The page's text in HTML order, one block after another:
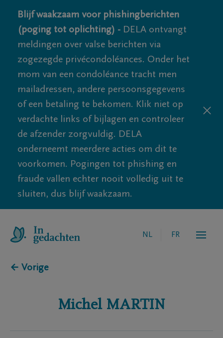
Blijf waakzaam voor phishingberichten
(poging tot oplichting) - DELA ontvangt
meldingen over valse berichten via
zogezegde privécondoléances. Onder het
mom van een condoléance tracht men
mailadressen, andere persoonsgegevens
of een betaling te bekomen. Klik niet op
verdachte links of bijlagen en controleer
de afzender zorgvuldig. DELA
onderneemt meerdere acties om dit te
voorkomen. Pogingen tot phishing en
fraude vallen echter nooit volledig uit te
sluiten, dus blijf waakzaam.
NL FR
← Vorige
Michel MARTIN